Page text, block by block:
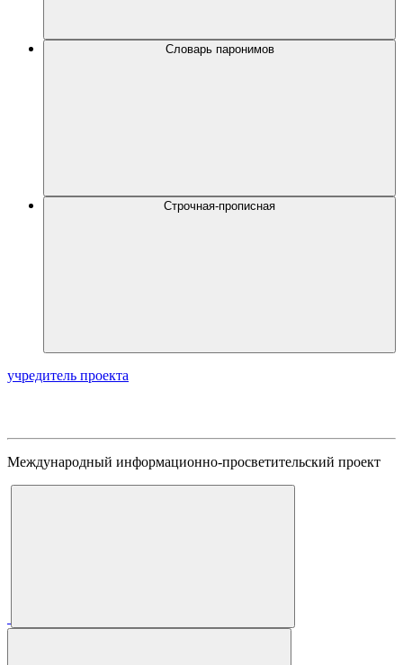
Словарь паронимов
Строчная-прописная
учредитель проекта
Международный информационно-просветительский проект